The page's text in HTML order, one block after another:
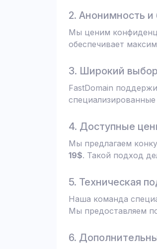
2. Анонимность и
Мы ценим
обеспечивает
3. Широкий
FastDomain
4. Доступные
Мы предлагаем
19$. Такой подход
5. Техническая
Наша команда
Мы предоставляем
6.